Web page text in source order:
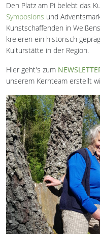
Den Platz am Pi belebt das
Symposions und
Kunstschaffenden in
kreieren ein historisch
Kulturstätte in der Region.
Hier geht's zum
unserem Kernteam erstellt